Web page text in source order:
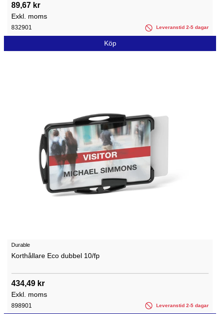
89,67 kr
Exkl. moms
832901 Leveranstid 2-5 dagar
Köp
Durable
Korthållare Eco dubbel 10/fp
434,49 kr
Exkl. moms
898901 Leveranstid 2-5 dagar